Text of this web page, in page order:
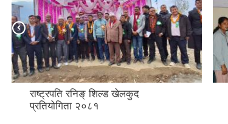
राष्ट्रपति रनिङ् शिल्ड खेलकुद
प्रतियोगिता २०८१